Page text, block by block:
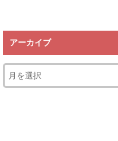
アーカイブ
ア
ー